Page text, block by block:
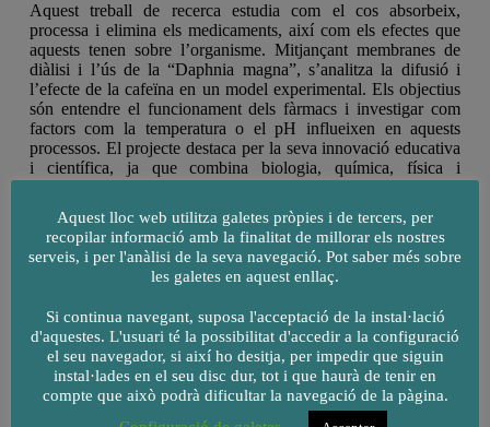
Aquest treball de recerca estudia com el cos absorbeix,
processa i elimina els medicaments, així com els efectes que
aquests tenen sobre l’organisme. Mitjançant membranes de
diàlisi i l’ús de la “Daphnia magna”, s’analitza la difusió i
l’efecte de la cafeïna en un model experimental. Els objectius
són entendre el funcionament dels fàrmacs i investigar com
factors com la temperatura o el pH influeixen en aquests
processos. El projecte destaca per la seva innovació educativa
i científica, ja que combina biologia, química, física i
Responsables
Calendari d’activitats
L’ideal per fer el marc pràctic seria tenir l’espectrofotòmetre
pels mesos entre juny i juliol per així tenir més temps a
Aquest lloc web utilitza galetes pròpies i de tercers, per
recopilar informació amb la finalitat de millorar els nostres
serveis, i per l'anàlisi de la seva navegació. Pot saber més sobre
les galetes en aquest enllaç.
Si continua navegant, suposa l'acceptació de la instal·lació
d'aquestes. L'usuari té la possibilitat d'accedir a la configuració
el seu navegador, si així ho desitja, per impedir que siguin
instal·lades en el seu disc dur, tot i que haurà de tenir en
compte que això podrà dificultar la navegació de la pàgina.